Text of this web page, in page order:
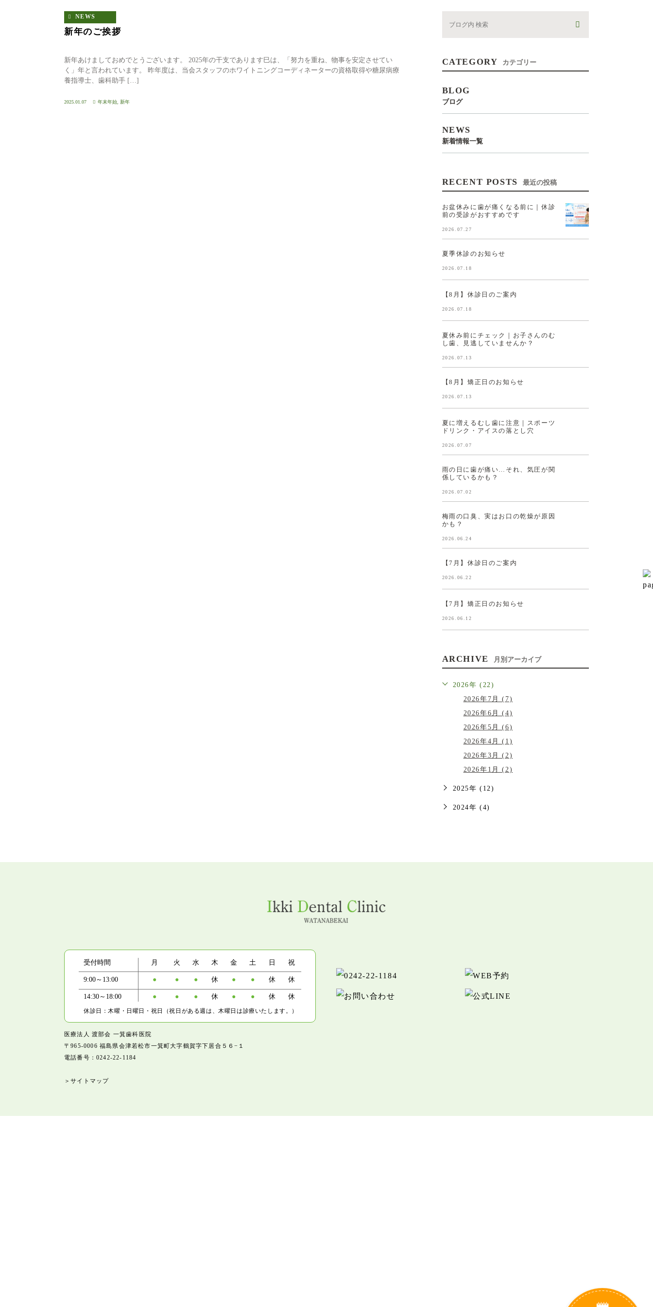
その他自費治療について
NEWS
新年のご挨拶
新年あけましておめでとうございます。 2025年の干支であります巳は、「努力を重ね、物事を安定させてい
く」年と言われています。 昨年度は、当会スタッフのホワイトニングコーディネーターの資格取得や糖尿病療
養指導士、歯科助手 […]
2025.01.07 年末年始 新年
CATEGORY カテゴリー
BLOG
ブログ
NEWS
新着情報一覧
RECENT POSTS 最近の投稿
お盆休みに歯が痛くなる前に｜休診
前の受診がおすすめです
2026.07.27
夏季休診のお知らせ
2026.07.18
【8月】休診日のご案内
2026.07.18
夏休み前にチェック｜お子さんのむ
し歯、見逃していませんか？
2026.07.13
【8月】矯正日のお知らせ
2026.07.13
夏に増えるむし歯に注意｜スポーツ
ドリンク・アイスの落とし穴
2026.07.07
雨の日に歯が痛い…それ、気圧が関
係しているかも？
2026.07.02
梅雨の口臭、実はお口の乾燥が原因
かも？
2026.06.24
【7月】休診日のご案内
2026.06.22
【7月】矯正日のお知らせ
2026.06.12
ARCHIVE 月別アーカイブ
2026年 (22)
2026年7月 (7)
2026年6月 (4)
2026年5月 (6)
2026年4月 (1)
2026年3月 (2)
2026年1月 (2)
2025年 (12)
2024年 (4)
受付時間 月 火 水 木 金 土 日 祝
9:00～13:00 ● ● ● 休 ● ● 休 休
14:30～18:00 ● ● ● 休 ● ● 休 休
休診日：木曜・日曜日・祝日（祝日がある週は、木曜日は診療いたします。）
医療法人 渡部会 一箕歯科医院
〒965-0006 福島県会津若松市一箕町大字鶴賀字下居合５６−１
電話番号： 0242-22-1184
＞サイトマップ